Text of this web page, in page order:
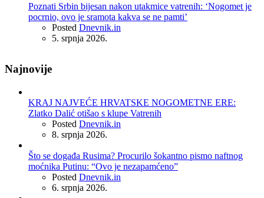
Poznati Srbin bijesan nakon utakmice vatrenih: ‘Nogomet je
pocrnio, ovo je sramota kakva se ne pamti’
Posted Dnevnik.in
5. srpnja 2026.
Najnovije
KRAJ NAJVEĆE HRVATSKE NOGOMETNE ERE:
Zlatko Dalić otišao s klupe Vatrenih
Posted Dnevnik.in
8. srpnja 2026.
Što se događa Rusima? Procurilo šokantno pismo naftnog
moćnika Putinu: “Ovo je nezapamćeno”
Posted Dnevnik.in
6. srpnja 2026.